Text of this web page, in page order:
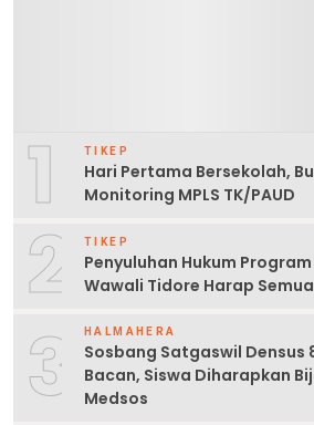
1 TIKEP
Hari Pertama Bersekolah,
Monitoring MPLS TK/PAUD
2 TIKEP
Penyuluhan Hukum
Wawali Tidore Harap
3 HALMAHERA
Sosbang Satgaswil Densus
Bacan, Siswa Diharapkan
Medsos